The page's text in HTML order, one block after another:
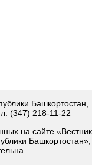
Башкортостан,
(347) 218-11-22
на сайте «Вестник
Башкортостан»,